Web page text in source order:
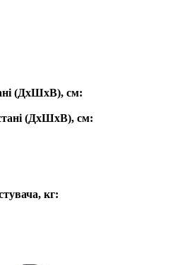
(ДхШхВ), см:
(ДхШхВ), см:
кг: